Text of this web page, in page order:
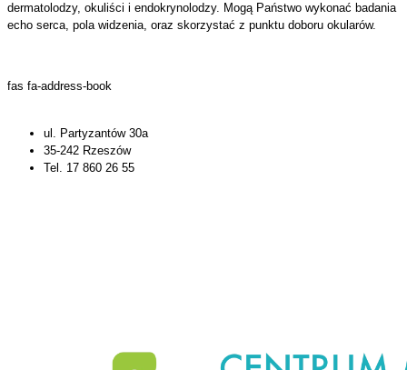
dermatolodzy, okuliści i endokrynolodzy. Mogą Państwo wykonać badania
echo serca, pola widzenia, oraz skorzystać z punktu doboru okularów.
fas fa-address-book
ul. Partyzantów 30a
35-242 Rzeszów
Tel. 17 860 26 55